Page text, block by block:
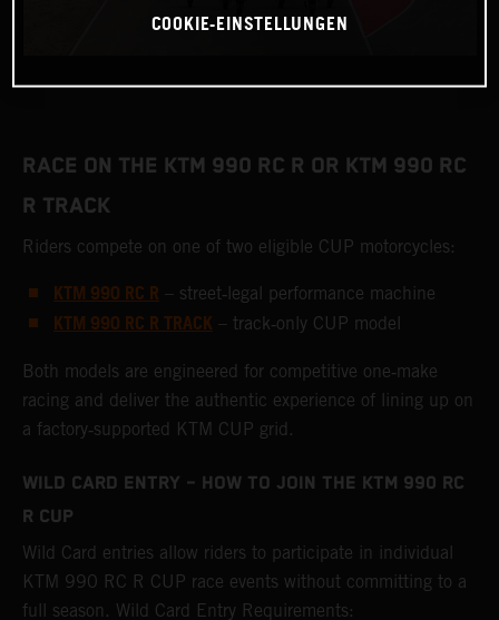
RACE ON THE KTM 990 RC R OR KTM 990 RC
R TRACK
Riders compete on one of two eligible CUP motorcycles:
KTM 990 RC R – street‑legal performance machine
KTM 990 RC R TRACK – track‑only CUP model
Both models are engineered for competitive one‑make
racing and deliver the authentic experience of lining up on
a factory‑supported KTM CUP grid.
WILD CARD ENTRY – HOW TO JOIN THE KTM 990 RC
R CUP
Wild Card entries allow riders to participate in individual
KTM 990 RC R CUP race events without committing to a
full season. Wild Card Entry Requirements:
COOKIE-EINSTELLUNGEN